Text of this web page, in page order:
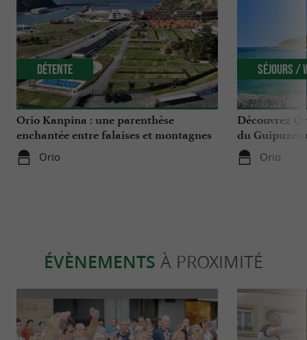
Orio Kanpina : une parenthèse
enchantée entre falaises et montagnes
basques
Orio
Détente
Découvrez
du
Orio
Séjours /
ÉVÈNEMENTS À PROXIMITÉ